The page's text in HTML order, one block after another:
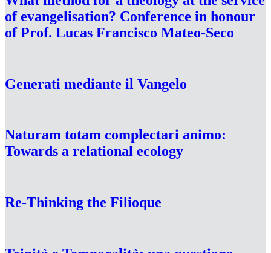
of evangelisation? Conference in honour
of Prof. Lucas Francisco Mateo-Seco
Generati mediante il Vangelo
Naturam totam complectari animo:
Towards a relational ecology
Re-Thinking the Filioque